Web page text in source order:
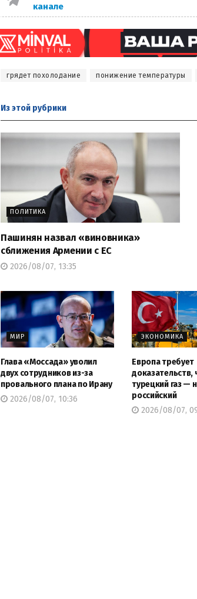
канале
грядет похолодание понижение температуры
Из этой рубрики
ПОЛИТИКА
Пашинян назвал «виновника»
сближения Армении с ЕС
2026/08/07, 13:35
МИР
Глава «Моссада» уволил
двух сотрудников из-за
провального плана по Ирану
2026/08/07, 10:36
ЭКОНОМИКА
Европа требует
доказательств,
турецкий газ —
российский
2026/08/07,